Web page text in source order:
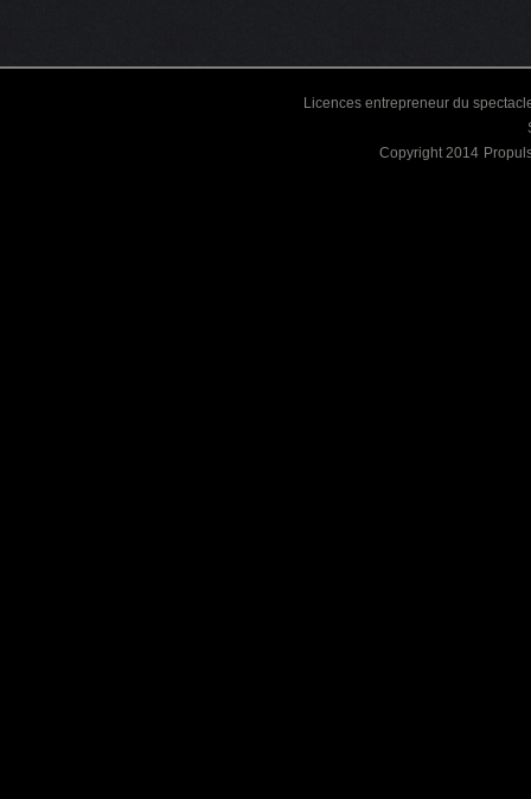
Licences entrepreneur du
Copyright 2014